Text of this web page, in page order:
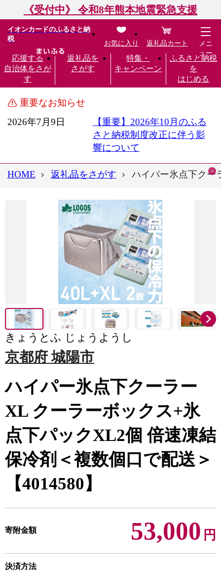
《受付中》 令和8年熊本地震緊急支援
イオンカードのふるさと納
税
応援する
自治体をさが
す
返礼品を
さがす
特集・
キャンペーン
ふるさと納税
を
はじめる
お気に入り 返礼品カート
メニ
ュー
重要なお知らせ
2026年7月9日
【重要】2026年10月のふる
さと納税制度改正に伴う影
響について
HOME 返礼品をさがす ハイパー氷点下クー
きょうとふ じょうようし
京都府 城陽市
ハイパー氷点下クーラー
XL クーラーボックス+氷
点下パックXL2個 倍速凍結
保冷剤＜複数個口で配送＞
【4014580】
寄附金額 53,000 円
決済方法